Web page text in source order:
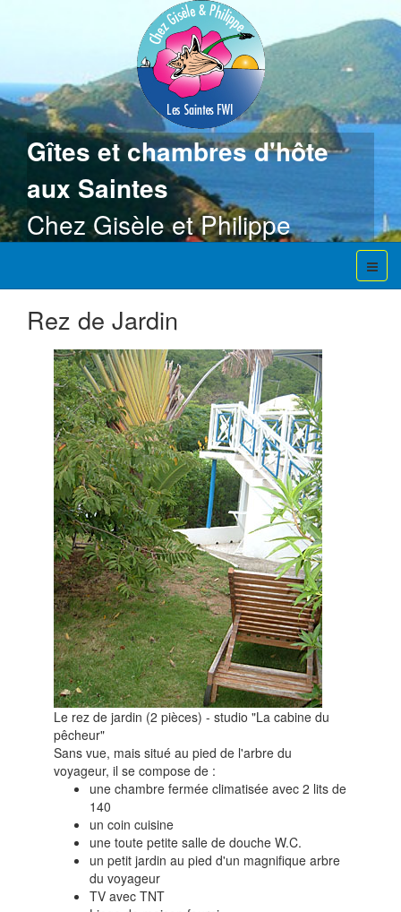
Gîtesetchambres d'hôte
aux Saintes
Chez Gisèle et Philippe
Rez de Jardin
Le rez de jardin (2 pièces) - studio "La cabine du
pêcheur"
Sans vue, mais situé au pied de l'arbre du
voyageur, il se compose de :
une chambre fermée climatisée avec 2 lits de
140
un coin cuisine
une toute petite salle de douche W.C.
un petit jardin au pied d'un magnifique arbre
du voyageur
TV avec TNT